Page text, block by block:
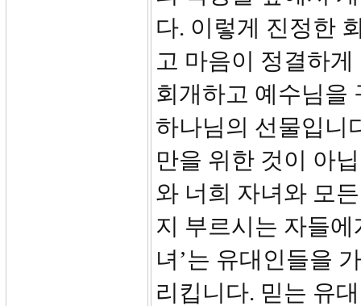
다. 이렇게 진정한
고 마음이 정결하
회개하고 예수님을
하나님의 선물입니
만을 위한 것이 아
와 너희 자녀와 모
지 부르시는 자들에
녀’는 유대인들을
리킵니다. 믿는 유